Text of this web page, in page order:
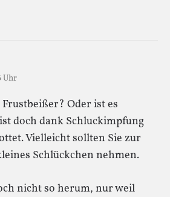
Uhr
Frustbeißer? Oder ist es
doch dank Schluckimpfung
Vielleicht sollten Sie zur
Schlückchen nehmen.
nicht so herum, nur weil